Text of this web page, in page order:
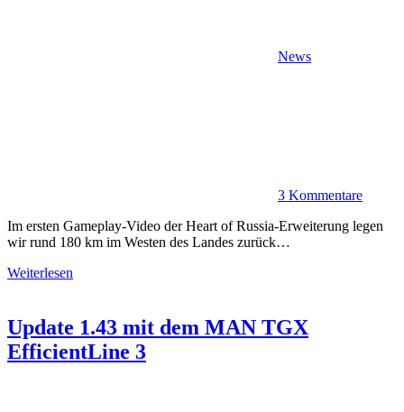
News
3 Kommentare
Im ersten Gameplay-Video der Heart of Russia-Erweiterung legen
wir rund 180 km im Westen des Landes zurück…
Weiterlesen
Update 1.43 mit dem MAN TGX
EfficientLine 3